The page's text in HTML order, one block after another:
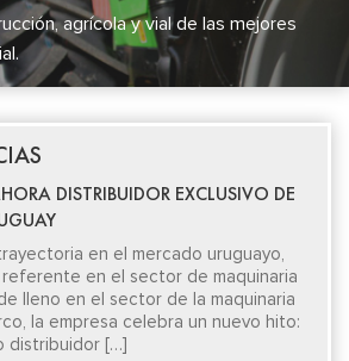
agrícola y vial de las mejores
DISTRIBUIDOR EXCLUSIVO DE
en el mercado uruguayo,
en el sector de maquinaria
lleno en el sector de la maquinaria
la empresa celebra un nuevo hito:
distribuidor […]